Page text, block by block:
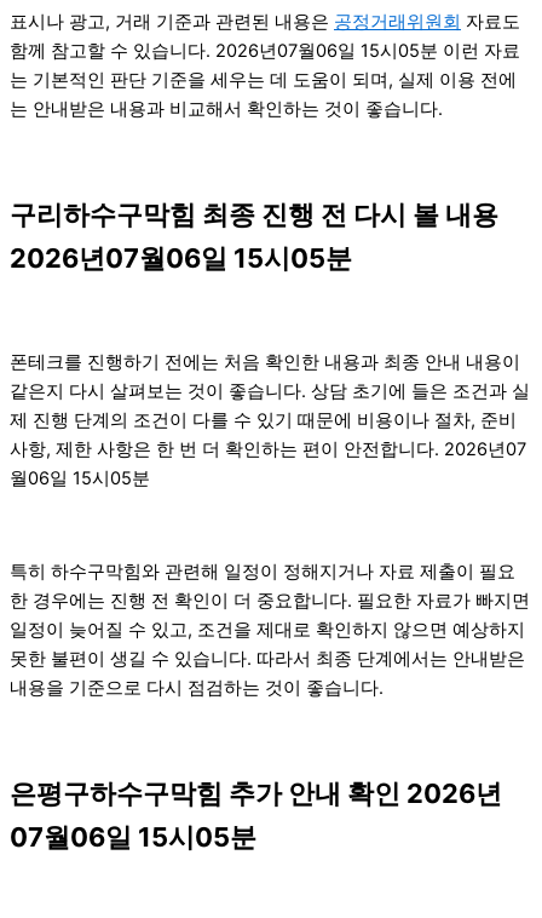
표시나 광고, 거래 기준과 관련된 내용은 공정거래위원회 자료도
함께 참고할 수 있습니다. 2026년07월06일 15시05분 이런 자료
는 기본적인 판단 기준을 세우는 데 도움이 되며, 실제 이용 전에
는 안내받은 내용과 비교해서 확인하는 것이 좋습니다.
구리하수구막힘 최종 진행 전 다시 볼 내용
2026년07월06일 15시05분
폰테크를 진행하기 전에는 처음 확인한 내용과 최종 안내 내용이
같은지 다시 살펴보는 것이 좋습니다. 상담 초기에 들은 조건과 실
제 진행 단계의 조건이 다를 수 있기 때문에 비용이나 절차, 준비
사항, 제한 사항은 한 번 더 확인하는 편이 안전합니다. 2026년07
월06일 15시05분
특히 하수구막힘와 관련해 일정이 정해지거나 자료 제출이 필요
한 경우에는 진행 전 확인이 더 중요합니다. 필요한 자료가 빠지면
일정이 늦어질 수 있고, 조건을 제대로 확인하지 않으면 예상하지
못한 불편이 생길 수 있습니다. 따라서 최종 단계에서는 안내받은
내용을 기준으로 다시 점검하는 것이 좋습니다.
은평구하수구막힘 추가 안내 확인 2026년
07월06일 15시05분